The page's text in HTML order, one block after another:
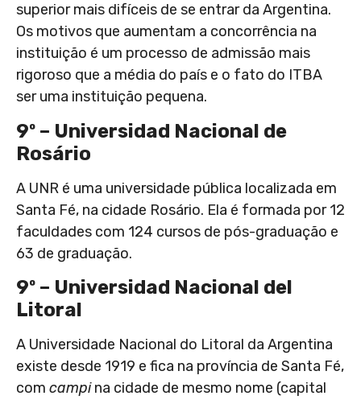
superior mais difíceis de se entrar da Argentina.
Os motivos que aumentam a concorrência na
instituição é um processo de admissão mais
rigoroso que a média do país e o fato do ITBA
ser uma instituição pequena.
9º – Universidad Nacional de
Rosário
A UNR é uma universidade pública localizada em
Santa Fé, na cidade Rosário. Ela é formada por 12
faculdades com 124 cursos de pós-graduação e
63 de graduação.
9º – Universidad Nacional del
Litoral
A Universidade Nacional do Litoral da Argentina
existe desde 1919 e fica na província de Santa Fé,
com campina cidade de mesmo nome (capital